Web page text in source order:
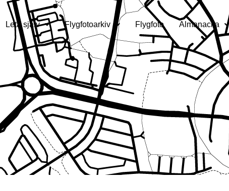
Leta själv Flygfotoarkiv Flygfoto Almanacka